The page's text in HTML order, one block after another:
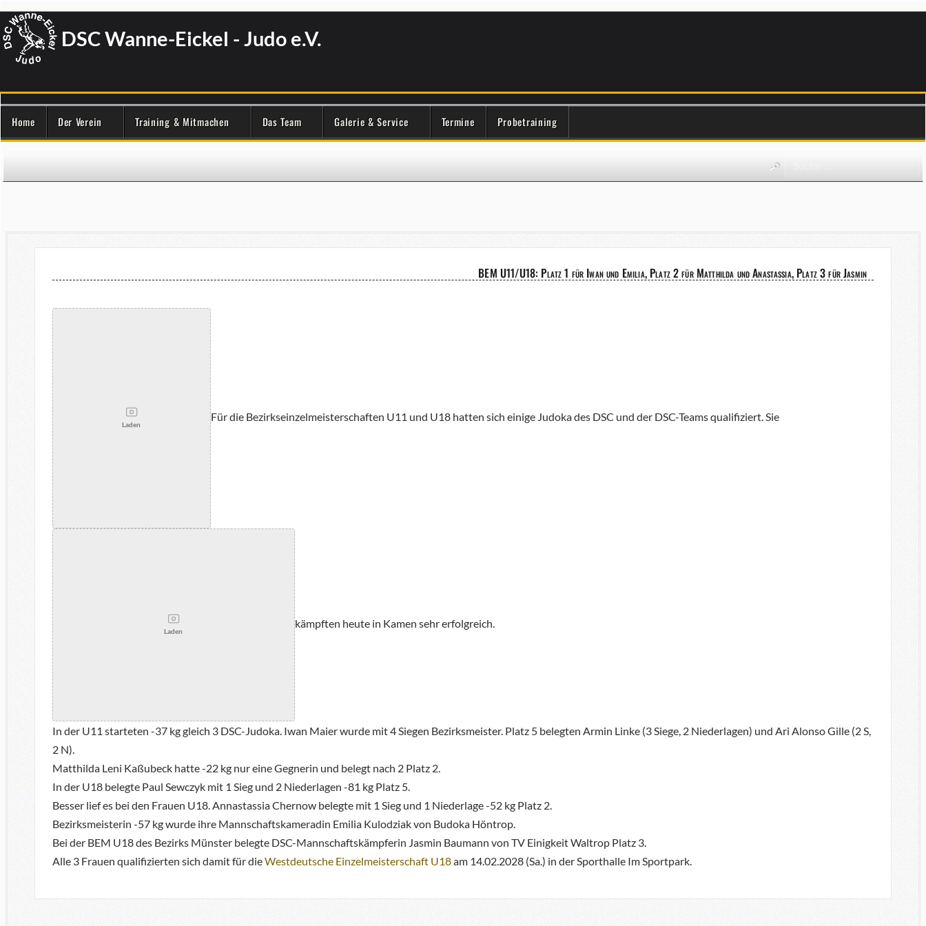
DSC Wanne-Eickel - Judo e.V.
Home Der Verein Training & Mitmachen Das Team Galerie & Service Termine Probetraining
BEM U11/U18: Platz 1 für Iwan und Emilia, Platz 2 für Matthilda und Anastassia, Platz 3 für Jasmin
Laden
Für die Bezirkseinzelmeisterschaften U11 und U18 hatten sich einige Judoka des DSC und der DSC-Teams qualifiziert. Sie
Laden
kämpften heute in Kamen sehr erfolgreich.
In der U11 starteten -37 kg gleich 3 DSC-Judoka. Iwan Maier wurde mit 4 Siegen Bezirksmeister. Platz 5 belegten Armin Linke (3 Siege, 2 Niederlagen) und Ari Alonso Gille (2 S,
2 N).
Matthilda Leni Kaßubeck hatte -22 kg nur eine Gegnerin und belegt nach 2 Platz 2.
In der U18 belegte Paul Sewczyk mit 1 Sieg und 2 Niederlagen -81 kg Platz 5.
Besser lief es bei den Frauen U18. Annastassia Chernow belegte mit 1 Sieg und 1 Niederlage -52 kg Platz 2.
Bezirksmeisterin -57 kg wurde ihre Mannschaftskameradin Emilia Kulodziak von Budoka Höntrop.
Bei der BEM U18 des Bezirks Münster belegte DSC-Mannschaftskämpferin Jasmin Baumann von TV Einigkeit Waltrop Platz 3.
Alle 3 Frauen qualifizierten sich damit für dieWestdeutsche Einzelmeisterschaft U18am 14.02.2028 (Sa.) in der Sporthalle Im Sportpark.